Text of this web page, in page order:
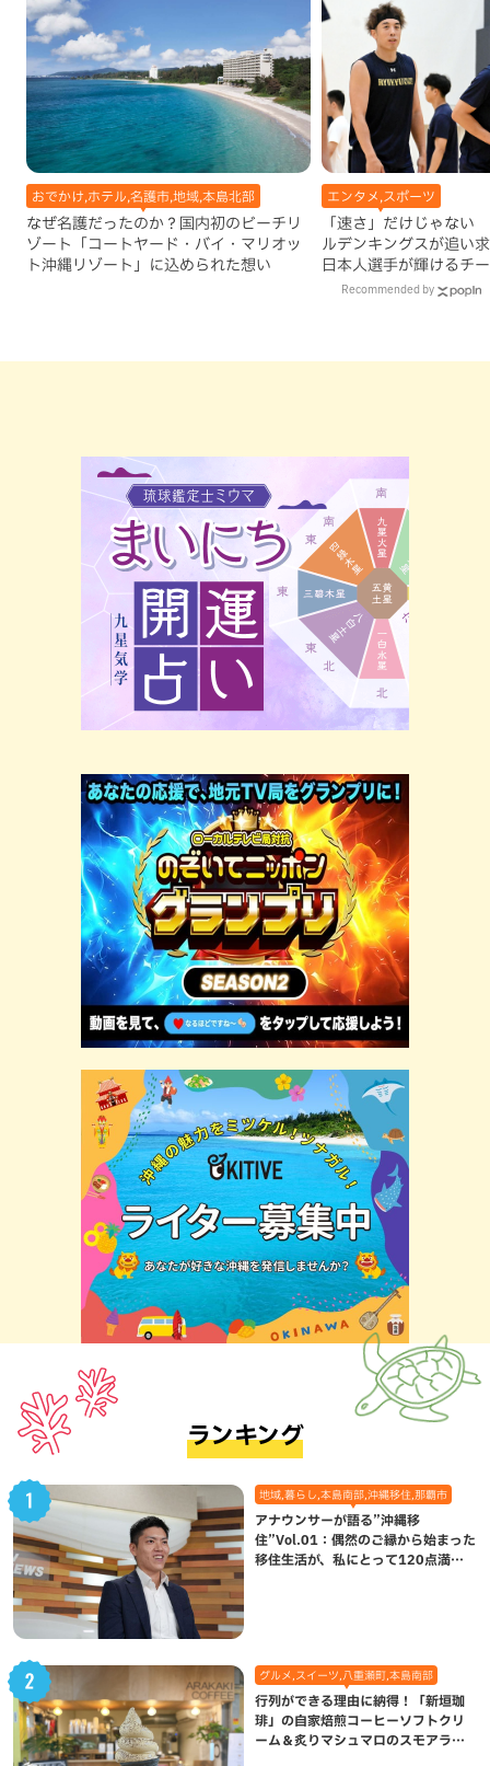
おでかけ,ホテル,名護市,地域,本島北部
なぜ名護だったのか？国内初のビーチリ
ゾート「コートヤード・バイ・マリオッ
ト沖縄リゾート」に込められた想い
エンタメ,スポーツ
「速さ」だけじゃない
ルデンキングスが追い
日本人選手が輝けるチ
Recommended by
ランキング
地域,暮らし,本島南部,沖縄移住,那覇市
アナウンサーが語る”沖縄移
住”Vol.01：偶然のご縁から始まった
移住生活が、私にとって120点満点
グルメ,スイーツ,八重瀬町,本島南部
行列ができる理由に納得！「新垣珈
琲」の自家焙煎コーヒーソフトクリ
ーム＆炙りマシュマロのスモアラテ